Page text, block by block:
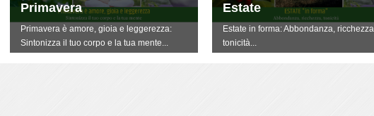
Primavera
Primavera è amore, gioia e leggerezza:
Sintonizza il tuo corpo e la tua mente...
Estate
Estate in forma: Abbondanza, ricchezza,
tonicità...